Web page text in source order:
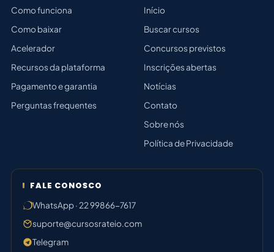
Como funciona
Como baixar
Acelerador
Recursos da plataforma
Pagamento e garantia
Perguntas frequentes
Início
Buscar cursos
Concursos previstos
Inscrições abertas
Notícias
Contato
Sobre nós
Política de Privacidade
FALE CONOSCO
WhatsApp · 22 99866-7617
suporte@cursosrateio.com
Telegram